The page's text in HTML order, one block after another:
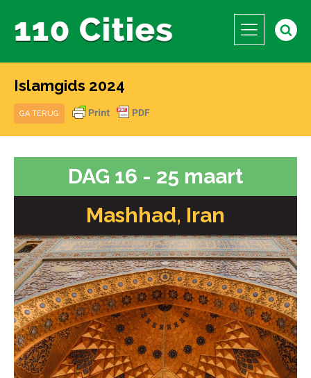
Islamgids 2024
GA TERUG
DAG 16 - 25 maart
Mashhad, Iran